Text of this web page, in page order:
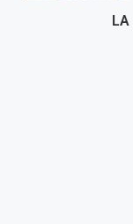
LA